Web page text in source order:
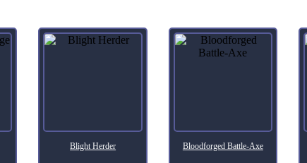
Blight Herder Bloodforged Battle-Axe